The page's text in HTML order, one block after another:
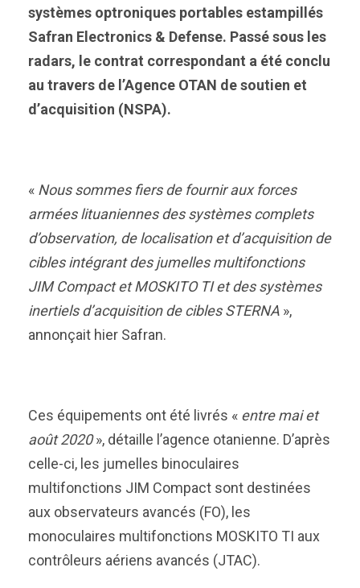
systèmes optroniques portables estampillés
Safran Electronics & Defense. Passé sous les
radars, le contrat correspondant a été conclu
au travers de l’Agence OTAN de soutien et
d’acquisition (NSPA).
« Nous sommes fiers de fournir aux forces
armées lituaniennes des systèmes complets
d’observation, de localisation et d’acquisition de
cibles intégrant des jumelles multifonctions
JIM Compact et MOSKITO TI et des systèmes
inertiels d’acquisition de cibles STERNA »,
annonçait hier Safran.
Ces équipements ont été livrés « entre mai et
août 2020», détaille l’agence otanienne. D’après
celle-ci, les jumelles binoculaires
multifonctions JIM Compact sont destinées
aux observateurs avancés (FO), les
monoculaires multifonctions MOSKITO TI aux
contrôleurs aériens avancés (JTAC).